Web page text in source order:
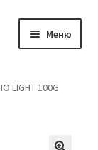
Меню
LIGHT 100G